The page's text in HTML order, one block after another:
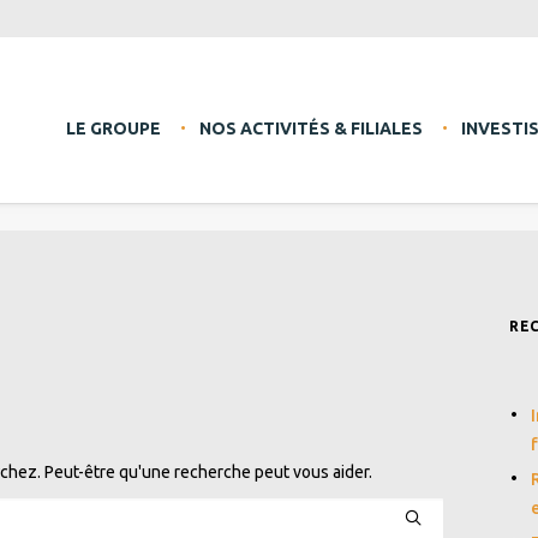
LE GROUPE NOS ACTIVITÉS & FILIALES
Peut-être qu'une recherche peut vous aider.